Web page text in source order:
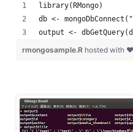
library(RMongo)
db <-
output <-
rmongosample.R hosted with